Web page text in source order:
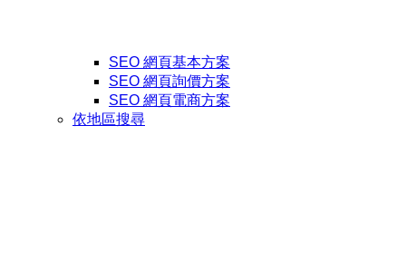
SEO 網頁基本方案
SEO 網頁詢價方案
SEO 網頁電商方案
依地區搜尋